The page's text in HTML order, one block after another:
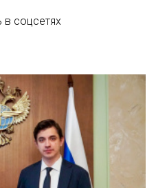
в соцсетях